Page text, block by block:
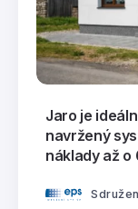
Jaro je
navržený
náklady až o